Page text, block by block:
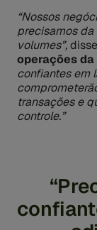
“Nossos
precisamos
volumes”,disse
operações da
confiantes em
transações e
controle.”